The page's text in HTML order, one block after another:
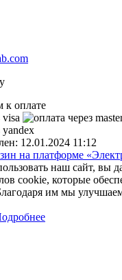
оплате
12.01.2024 11:12
на платформе
наш сайт, вы
cookie, которые
им мы